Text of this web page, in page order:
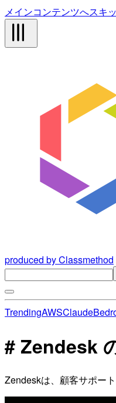
メインコンテンツへスキ
produced by Classmethod
TrendingAWSClaude
# Zendesk
Zendeskは、顧客サポー